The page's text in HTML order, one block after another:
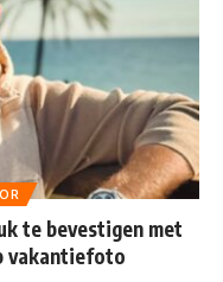
te bevestigen met
vakantiefoto